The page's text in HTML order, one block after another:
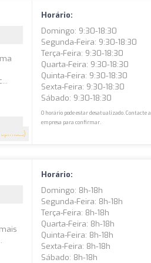
opiniões)
Horário:
Domingo: 9:30-18:30
Segunda-Feira: 9:30-18:30
Terça-Feira: 9:30-18:30
Quarta-Feira: 9:30-18:30
Quinta-Feira: 9:30-18:30
Sexta-Feira: 9:30-18:30
Sábado: 9:30-18:30
O horário pode estar desatualizado. Contacte a
empresa para confirmar.
Horário:
Domingo: 8h-18h
Segunda-Feira: 8h-18h
Terça-Feira: 8h-18h
Quarta-Feira: 8h-18h
Quinta-Feira: 8h-18h
Sexta-Feira: 8h-18h
Sábado: 8h-18h